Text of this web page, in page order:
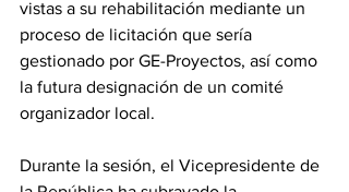
vistas a su rehabilitación mediante un
proceso de licitación que sería
gestionado por GE-Proyectos, así como
la futura designación de un comité
organizador local.
Durante la sesión, el Vicepresidente de